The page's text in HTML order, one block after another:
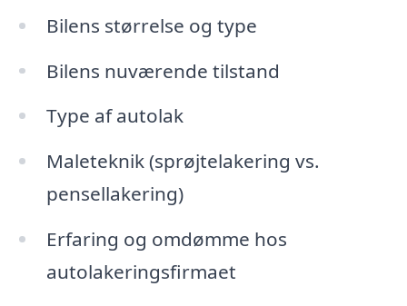
Bilens størrelse og type
Bilens nuværende tilstand
Type af autolak
Maleteknik (sprøjtelakering vs.
pensellakering)
Erfaring og omdømme hos
autolakeringsfirmaet